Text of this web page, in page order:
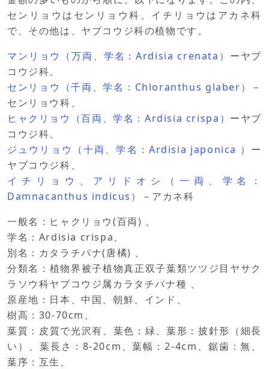
センリョウはセンリョウ科、イチリョウはアカネ科
で、その他は、ヤブコウジ科の植物です。
マンリョウ（万両、学名：Ardisia crenata） ーヤブ
コウジ科、
センリョウ（千両、学名：Chloranthus glaber）
－
センリョウ科、
ヒャクリョウ（百両、学名：Ardisia crispa） ーヤブ
コウジ科、
ジュウリョウ（十両、学名：Ardisia japonica ） ー
ヤブコウジ科、
イチリョウ、アリドオシ（一両、学名：
Damnacanthus indicus）
－アカネ科
一般名：ヒャクリョウ(百両) 、
学名：Ardisia crispa、
別名：カタラチバナ(唐橘) 、
分類名：植物界被子植物真正双子葉類ツツジ目ヤサク
ラソウ科ヤブコウジ属カラタチバナ種 、
原産地：日本、中国、朝鮮、インド、
樹高：30-70cm、
葉質：皮質で光沢有、葉色：緑、葉形：披針形（細長
い）、葉長さ：8-20cm、葉幅：2-4cm、鋸歯：無、
葉序：互生、